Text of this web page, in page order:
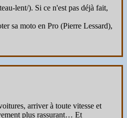
lent/). Si ce n'est pas déjà fait,
sa moto en Pro (Pierre Lessard),
arriver à toute vitesse et
plus rassurant… Et